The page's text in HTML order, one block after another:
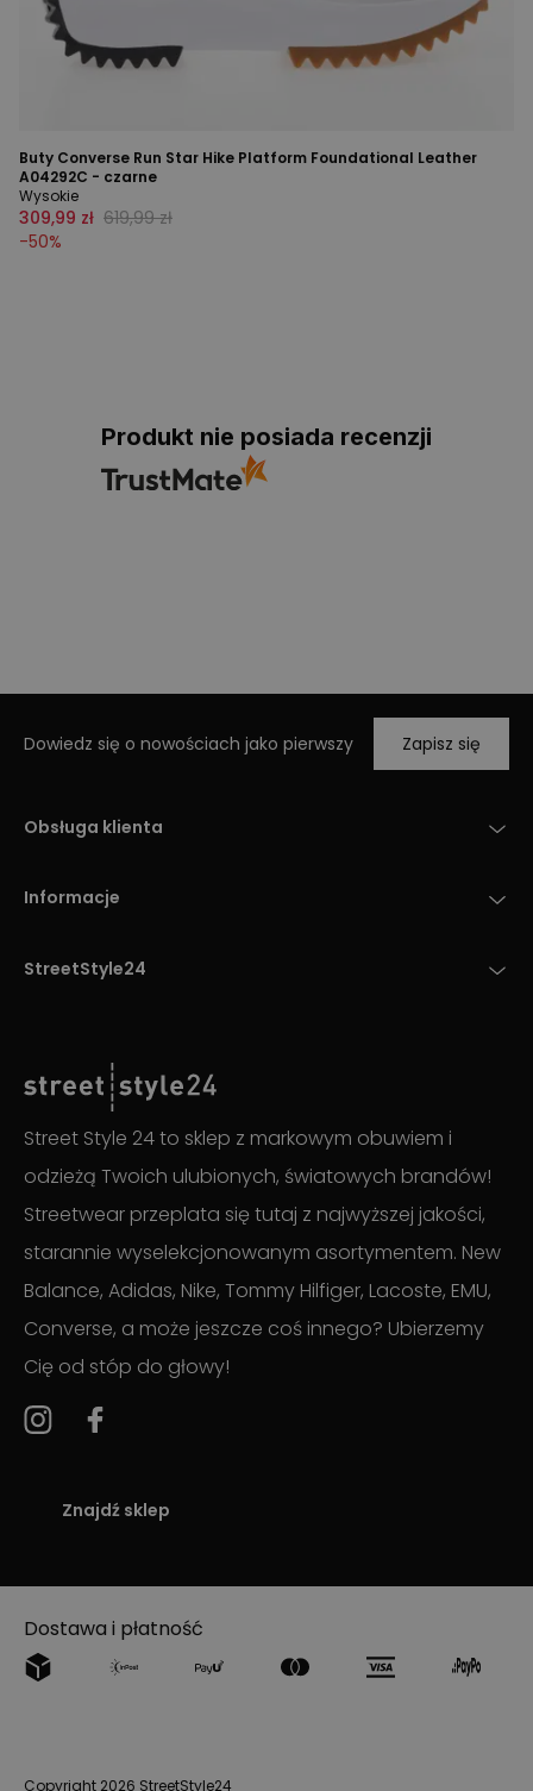
Buty Converse Run Star Hike Platform Foundational Leather
A04292C - czarne
Wysokie
309,99 zł 619,99 zł
-50%
Produkt nie posiada recenzji
Dowiedz się o nowościach jako pierwszy Zapisz się
Obsługa klienta
Informacje
StreetStyle24
Street Style 24 to sklep z markowym obuwiem i
odzieżą Twoich ulubionych, światowych brandów!
Streetwear przeplata się tutaj z najwyższej jakości,
starannie wyselekcjonowanym asortymentem. New
Balance, Adidas, Nike, Tommy Hilfiger, Lacoste, EMU,
Converse, a może jeszcze coś innego? Ubierzemy
Cię od stóp do głowy!
Znajdź sklep
Dostawa i płatność
Copyright 2026 StreetStyle24